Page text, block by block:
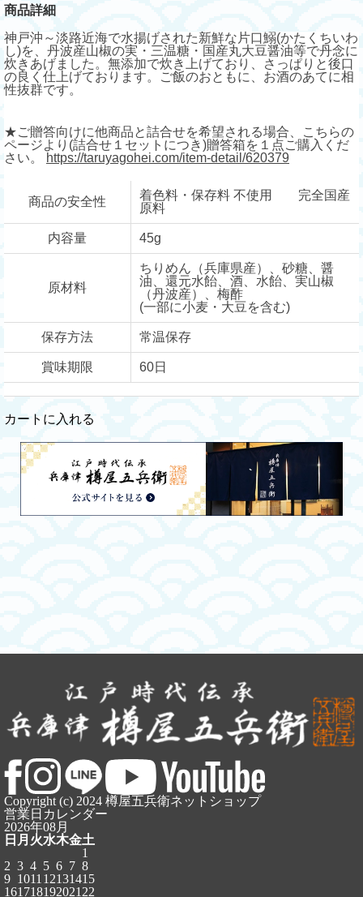
商品詳細
神戸沖～淡路近海で水揚げされた新鮮な片口鰯(かたくちいわ
し)を、丹波産山椒の実・三温糖・国産丸大豆醤油等で丹念に
炊きあげました。無添加で炊き上げており、さっぱりと後口
の良く仕上げております。ご飯のおともに、お酒のあてに相
性抜群です。
★ご贈答向けに他商品と詰合せを希望される場合、こちらの
ページより(詰合せ１セットにつき)贈答箱を１点ご購入くだ
さい。
https://taruyagohei.com/item-detail/620379
商品の安全性
着色料・保存料 不使用 完全国産
原料
内容量 45g
原材料
ちりめん（兵庫県産）、砂糖、醤
油、還元水飴、酒、水飴、実山椒
（丹波産）、梅酢
(一部に小麦・大豆を含む)
保存方法 常温保存
賞味期限 60日
カートに入れる
Copyright (c) 2024 樽屋五兵衛ネットショップ
営業日カレンダー
2026年08月
日 月 火水木金土
1
2 3 4 5 6 7 8
9 1011 12131415
161718192021 22